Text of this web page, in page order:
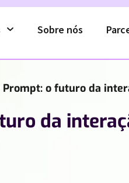
Sobre nós
Prompt: o futuro da
da